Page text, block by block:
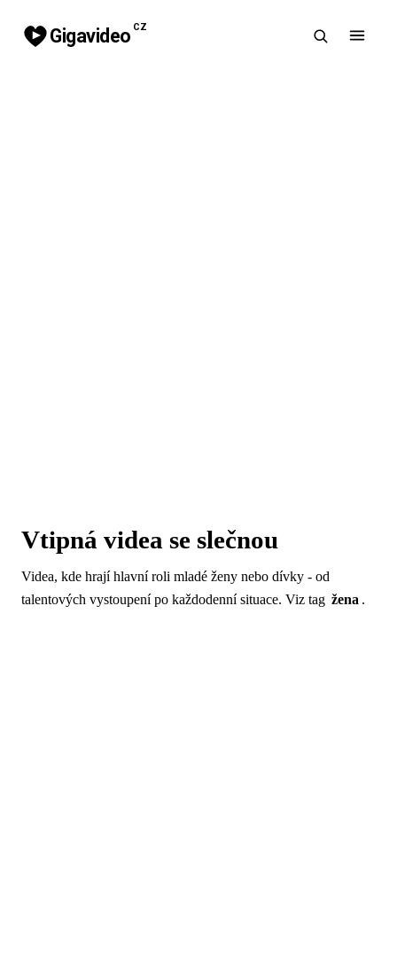
Gigavideo CZ
Vtipná videa se slečnou
Videa, kde hrají hlavní roli mladé ženy nebo dívky - od
talentových vystoupení po každodenní situace. Viz tag žena .